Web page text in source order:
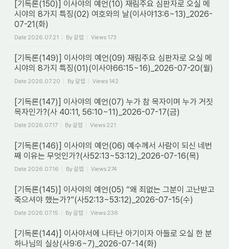
[기독론(150)] 이사야의 예언(10) 재림주요 심판자로 오실 메
시야의 8가지 특징(02) 여호와의 날(이사야13:6~13)_2026-
07-21(화)
Date 2026.07.21 By갈렙 Views 173
[기독론(149)] 이사야의 예언(09) 재림주요 심판자로 오실 메
시야의 8가지 특징(01)(이사야66:15~16)_2026-07-20(월)
Date 2026.07.20 By갈렙 Views 142
[기독론(147)] 이사야의 예언(07) 누가 참 목자이며 누가 거짓
목자인가?(사 40:11, 56:10~11)_2026-07-17(금)
Date 2026.07.17 By갈렙 Views 221
[기독론(146)] 이사야의 예언(06) 예수께서 사람이 되신 네번
째 이유는 무엇인가?(사52:13~53:12)_2026-07-16(목)
Date 2026.07.16 By갈렙 Views 274
[기독론(145)] 이사야의 예언(05) “왜 죄없는 그분이 고난받고
죽으셔야 했는가?”(사52:13~53:12)_2026-07-15(수)
Date 2026.07.15 By갈렙 Views 236
[기독론(144)] 이사야서에 나타난 아기이자 아들로 오실 한 분
하나님의 실상(사9:6~7)_2026-07-14(화)